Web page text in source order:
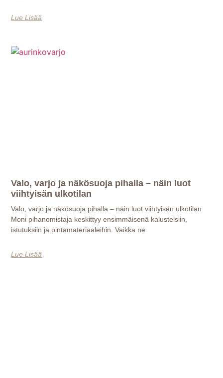
Lue Lisää
Valo, varjo ja näkösuoja pihalla – näin luot
viihtyisän ulkotilan
Valo, varjo ja näkösuoja pihalla – näin luot viihtyisän ulkotilan
Moni pihanomistaja keskittyy ensimmäisenä kalusteisiin,
istutuksiin ja pintamateriaaleihin. Vaikka ne
Lue Lisää